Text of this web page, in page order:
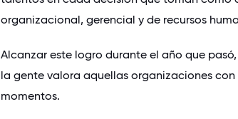
organizacional, gerencial y de recursos
Alcanzar este logro durante el año que
la gente valora aquellas organizaciones
momentos.